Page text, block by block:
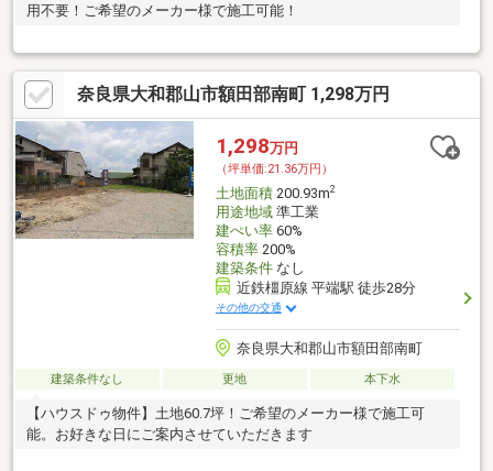
用不要！ご希望のメーカー様で施工可能！
奈良県大和郡山市額田部南町 1,298万円
1,298万円
（坪単価:21.36万円）
土地面積200.93m2
用途地域準工業
建ぺい率60%
容積率200%
建築条件なし
近鉄橿原線 平端駅 徒歩28分
その他の交通
奈良県大和郡山市額田部南町
建築条件なし 更地 本下水
【ハウスドゥ物件】土地60.7坪！ご希望のメーカー様で施工可
能。お好きな日にご案内させていただきます